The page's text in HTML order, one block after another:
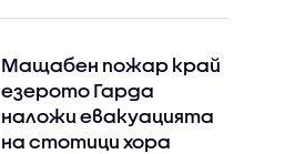
Мащабен пожар край
езерото Гарда
наложи евакуацията
на стотици хора